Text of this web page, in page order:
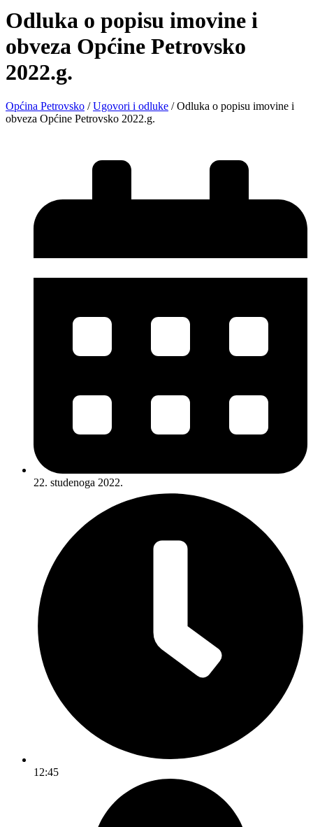
Odluka o popisu imovine i
obveza Općine Petrovsko
2022.g.
Općina Petrovsko /Ugovori i odluke /Odluka o popisu imovine i
obveza Općine Petrovsko 2022.g.
22. studenoga 2022.
12:45